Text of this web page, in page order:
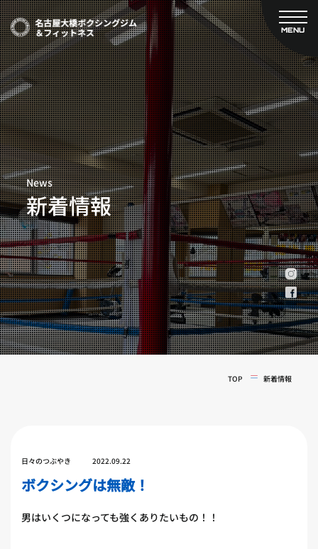
MENU
CLOSE
TOP
新着情報
ご予約
プライベートコース予約
レンタルスタジオ予約
名古屋大橋ボクシングジムについて
大橋弘政プロフィール
スタッフ紹介
料金案内
設備紹介
アクセス
営業時間
トレーナー募集
スポンサー募集
大会チケット購入
キャンペーン
実戦コース
料金システム
フィットネスコース
News
新着情報
TOP 新着情報
日々のつぶやき 2022.09.22
ボクシングは無敵！
男はいくつになっても強くありたいもの！！